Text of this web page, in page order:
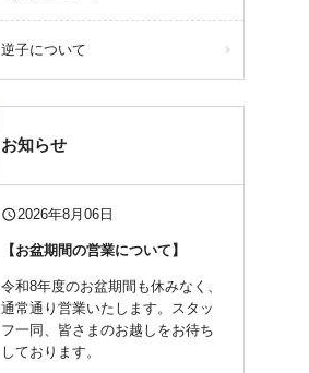
逆子について
お知らせ
query_builder2026年8月06日
【お盆期間の営業について】
令和8年度のお盆期間も休みなく、
通常通り営業いたします。スタッ
フ一同、皆さまのお越しをお待ち
しております。